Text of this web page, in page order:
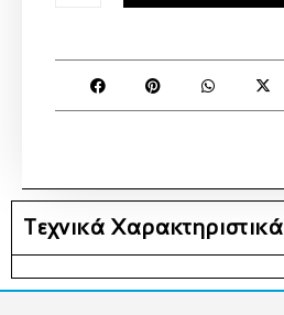
Τεχνικά Χαρακτηριστικά